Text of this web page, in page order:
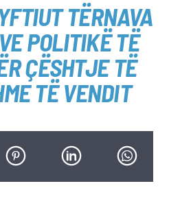
TËRNAVA
POLITIKË TË
ÇËSHTJE TË
TË VENDIT